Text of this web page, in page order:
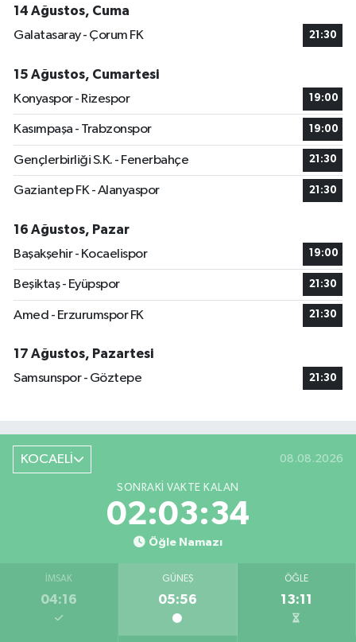
14 Ağustos, Cuma
Galatasaray - Çorum FK
21:30
15 Ağustos, Cumartesi
Konyaspor - Rizespor
19:00
Kasımpaşa - Trabzonspor 19:00
Gençlerbirliği S.K. - Fenerbahçe 21:30
Gaziantep FK - Alanyaspor 21:30
16 Ağustos, Pazar
Başakşehir - Kocaelispor
19:00
Beşiktaş - Eyüpspor 21:30
Amed - Erzurumspor FK 21:30
17 Ağustos, Pazartesi
Samsunspor - Göztepe
21:30
KOCAELİ 08.08.2026
SONRAKI VAKTE KALAN
02:03:34
Öğle Namazı
İMSAK
04:16
GÜNEŞ
05:56
ÖĞLE
13:11